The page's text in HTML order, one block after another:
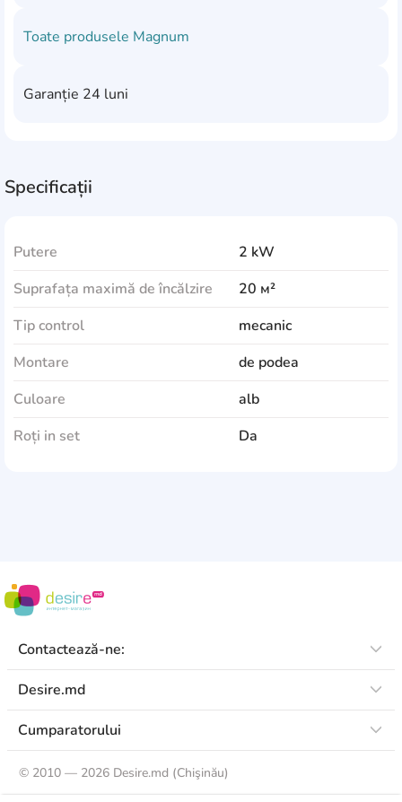
Toate produsele Magnum
Garanție 24 luni
Specificații
Putere
2 kW
Suprafața maximă de încălzire
20 м²
Tip control
mecanic
Montare
de podea
Culoare
alb
Roți in set
Da
Contactează-ne:
Desire.md
Cumparatorului
© 2010 — 2026 Desire.md (Chişinău)